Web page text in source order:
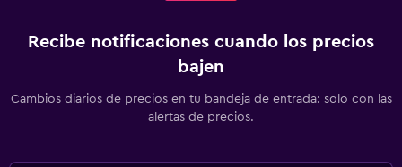
Recibe notificaciones cuando los precios
bajen
Cambios diarios de precios en tu bandeja de entrada: solo con las
alertas de precios.